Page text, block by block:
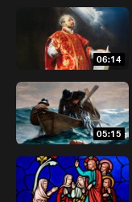
06:14
05:15